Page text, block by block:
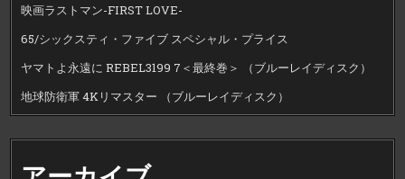
映画ラストマン-FIRST LOVE-
65/シックスティ・ファイブ スペシャル・プライス
ヤマトよ永遠に REBEL3199 7＜最終巻＞ （ブルーレイディスク）
地球防衛軍 4Kリマスター （ブルーレイディスク）